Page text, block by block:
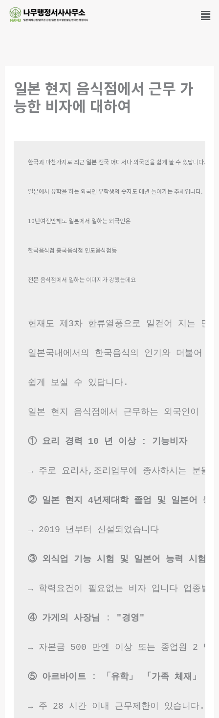
일본 현지 음식점에서 근무 가
능한 비자에 대하여
한국과 마찬가지로 최근 일본 전국 어디서나 외국인을 쉽게 볼 수 있답니다.
일본에서 유학을 하는 외국인 유학생의 숫자도 매년 늘어가는 추세입니다.
10년여전만해도 일본에서 일하는 외국인은
한국음식점 중국음식점 인도음식점등
전문 음식점에서 일하는 이미지가 강했는데요
현재도 제3차 한류열풍으로 일컫어 지는 만큼
일본국내에서의 한국음식의 인기와 더불어
쉽게 보실 수 있답니다.
일본 현지 음식점에서 근무하는 외국인이 가
① 요리 경력 10 년 이상 : 기능비자
→ 주로 요리사,조리업무에 종사하시는 분들
② 일본 현지 4년제대학 졸업 및 일본어 능
→ 2019 년부터 신설되었습니다
③ 외식업 기능 시험 및 일본어 능력 시험
→ 학력요건이 필요없는 비자 입니다 업종별
④ 가게의 사장님 : "경영"
→ 자본금 500 만엔 이상 또는 종업원 2 명
⑤ 아르바이트 : 「유학」 「가족 체재」
→ 주 28 시간 이내 근무제한이 있습니다.